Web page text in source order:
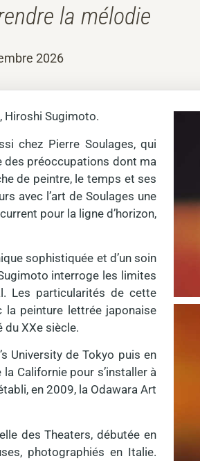
la mélodie
2026
Hiroshi Sugimoto.
chez Pierre Soulages, qui
des préoccupations dont ma
de peintre, le temps et ses
avec l’art de Soulages une
pour la ligne d’horizon,
sophistiquée et d’un soin
interroge les limites
Les particularités de cette
peinture lettrée japonaise
XXe siècle.
University de Tokyo puis en
Californie pour s’installer à
en 2009, la Odawara Art
des Theaters, débutée en
photographiés en Italie.